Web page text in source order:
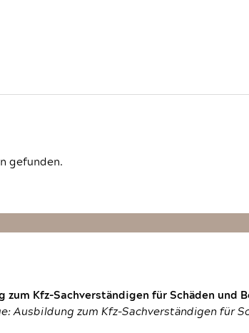
gefunden.
zum Kfz-Sachverständigen für Schäden und
Ausbildung zum Kfz-Sachverständigen für